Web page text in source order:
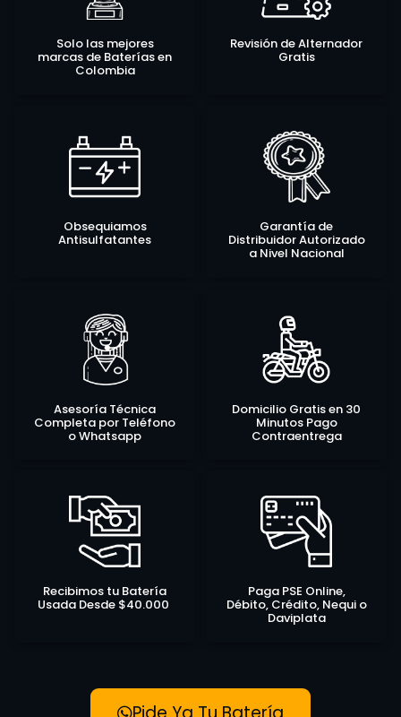
Solo las mejores
marcas de Baterías en
Colombia
Revisión de Alternador
Gratis
Obsequiamos
Antisulfatantes
Garantía de
Distribuidor Autorizado
a Nivel Nacional
Asesoría Técnica
Completa por Teléfono
o Whatsapp
Domicilio Gratis en 30
Minutos Pago
Contraentrega
Recibimos tu Batería
Usada Desde $40.000
Paga PSE Online,
Débito, Crédito, Nequi o
Daviplata